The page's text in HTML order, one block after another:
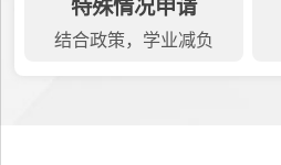
特殊情况申请
结合政策，学业减负